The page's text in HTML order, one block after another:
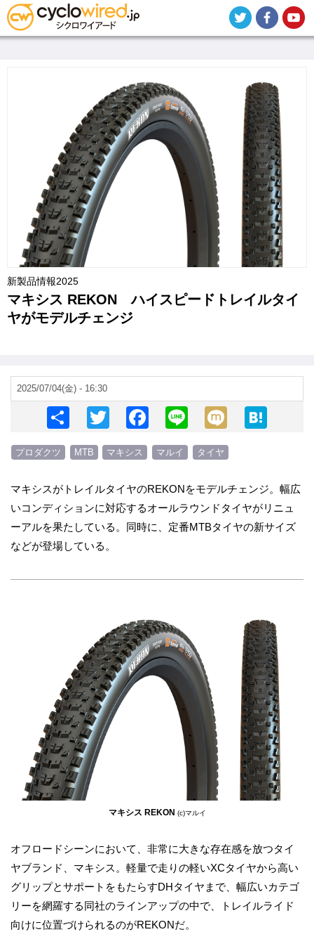
メ
イ
新製品情報2025
マキシス REKON ハイスピードトレイルタイ
ヤがモデルチェンジ
2025/07/04(金) - 16:30
S
h
ar
e
T
wi
tt
er
F
a
c
e
b
o
k
Li
n
e
M
n
a
プロダクツ MTB マキシス マルイ タイヤ
マキシスがトレイルタイヤのREKONをモデルチェンジ。幅広
いコンディションに対応するオールラウンドタイヤがリニュ
ーアルを果たしている。同時に、定番MTBタイヤの新サイズ
などが登場している。
マキシス REKON (c)マルイ
オフロードシーンにおいて、非常に大きな存在感を放つタイ
ヤブランド、マキシス。軽量で走りの軽いXCタイヤから高い
グリップとサポートをもたらすDHタイヤまで、幅広いカテゴ
リーを網羅する同社のラインアップの中で、トレイルライド
向けに位置づけられるのがREKONだ。